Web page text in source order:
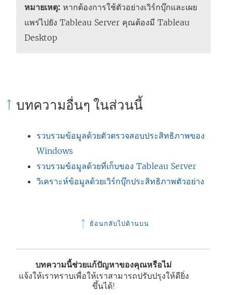
หมายเหตุ: หากต้องการใช้ตัวอย่างเวิร์กบุ๊กและเผย
แพร่ไปยัง Tableau Server คุณต้องมี Tableau
Desktop
บทความอื่นๆ ในส่วนนี้
รวบรวมข้อมูลด้วยตัวตรวจสอบประสิทธิภาพของ
Windows
รวบรวมข้อมูลด้วยที่เก็บของ Tableau Server
วิเคราะห์ข้อมูลด้วยเวิร์กบุ๊กประสิทธิภาพตัวอย่าง
ย้อนกลับไปด้านบน
บทความนี้ช่วยแก้ปัญหาของคุณหรือไม่
แจ้งให้เราทราบเพื่อให้เราสามารถปรับปรุงให้ดียิ่ง
ขึ้นได้!